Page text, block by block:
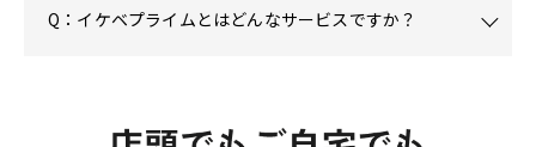
Q：イケベプライムとはどんなサービスですか？